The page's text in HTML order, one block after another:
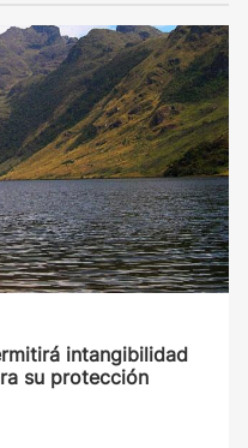
intangibilidad
su protección